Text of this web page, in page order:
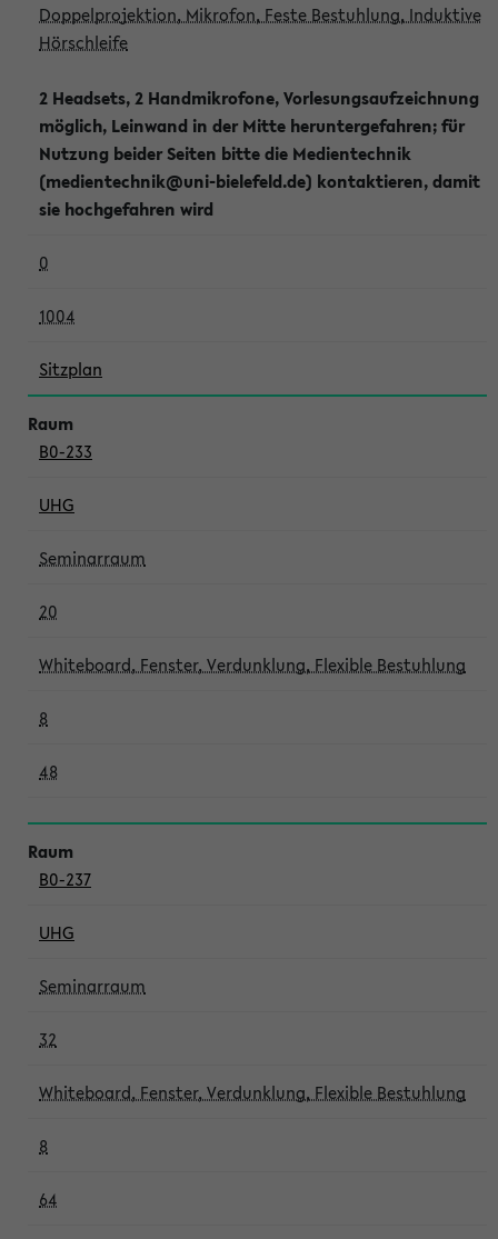
Doppelprojektion, Mikrofon, Feste Bestuhlung, Induktive
Hörschleife
2 Headsets, 2 Handmikrofone, Vorlesungsaufzeichnung
möglich, Leinwand in der Mitte heruntergefahren; für
Nutzung beider Seiten bitte die Medientechnik
(medientechnik@uni-bielefeld.de) kontaktieren, damit
sie hochgefahren wird
0
1004
Sitzplan
B0-233
UHG
Seminarraum
20
Whiteboard, Fenster, Verdunklung, Flexible Bestuhlung
8
48
B0-237
UHG
Seminarraum
32
Whiteboard, Fenster, Verdunklung, Flexible Bestuhlung
8
64